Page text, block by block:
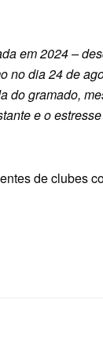
em 2024 –
no dia 24 de
do gramado,
e o
de clubes